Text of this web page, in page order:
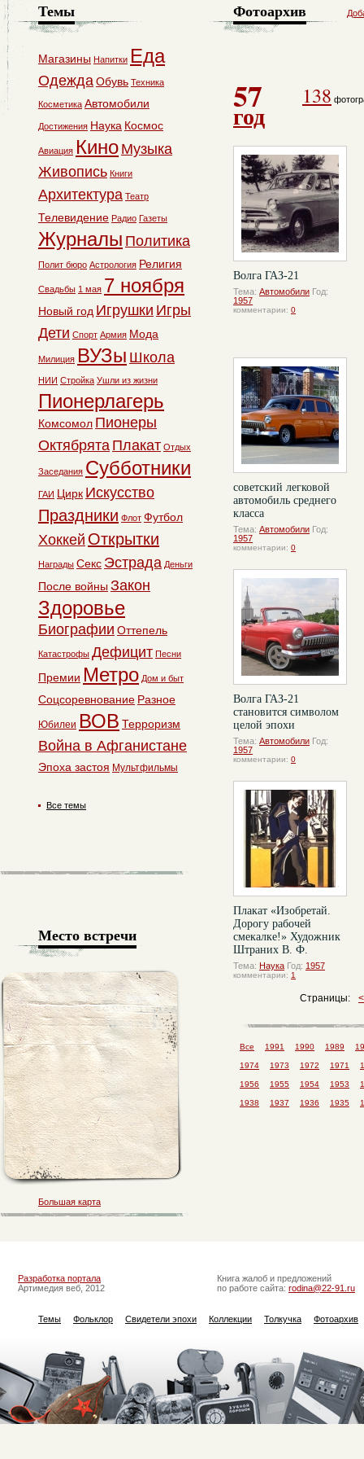
Фотоархив
57
год
138
Волга ГАЗ-21
Тема: Автомобили Год:
1957
комментарии: 0
советский легковой
автомобиль среднего
класса
Тема: Автомобили Год:
1957
комментарии: 0
Волга ГАЗ-21
становится символом
целой эпохи
Тема: Автомобили Год:
1957
комментарии: 0
Плакат «Изобретай.
Дорогу рабочей
смекалке!» Художник
Штраних В. Ф.
Тема: Наука Год: 1957
комментарии: 1
Страницы:
Все 1991 1990 1989
1974 1973 1972 1971
1956 1955 1954 1953
1938 1937 1936 1935
Темы
Магазины Напитки Еда
ОдеждаОбувь Техника
Косметика Автомобили
Достижения Наука Космос
Авиация Кино Музыка
Живопись Книги
Архитектура Театр
Телевидение Радио Газеты
Журналы Политика
Полит бюро Астрология Религия
Свадьбы 1 мая 7 ноября
Новый год Игрушки Игры
Дети Спорт Армия Мода
Милиция ВУЗы Школа
НИИ Стройка Ушли из жизни
Пионерлагерь
Комсомол Пионеры
Октябрята Плакат Отдых
Заседания Субботники
ГАИ Цирк Искусство
Праздники Флот Футбол
Хоккей Открытки
Награды Секс Эстрада Деньги
После войны Закон
Здоровье
Биографии Оттепель
Катастрофы Дефицит Песни
Премии Метро Дом и быт
Соцсоревнование Разное
Юбилеи ВОВ Терроризм
Война в Афганистане
Эпоха застоя Мультфильмы
Все темы
Место встречи
Большая карта
Разработка портала
Артимедия веб, 2012
Книга жалоб и предложений
по работе сайта: rodina@22-91.ru
Темы Фольклор Свидетели эпохи Коллекции Толкучка Фотоархив